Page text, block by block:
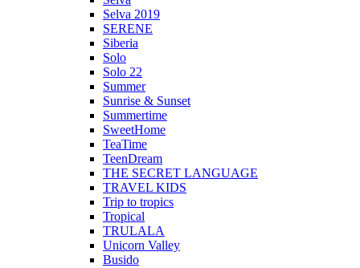
Selva 2019
SERENE
Siberia
Solo
Solo 22
Summer
Sunrise & Sunset
Summertime
SweetHome
TeaTime
TeenDream
THE SECRET LANGUAGE
TRAVEL KIDS
Trip to tropics
Tropical
TRULALA
Unicorn Valley
Busido